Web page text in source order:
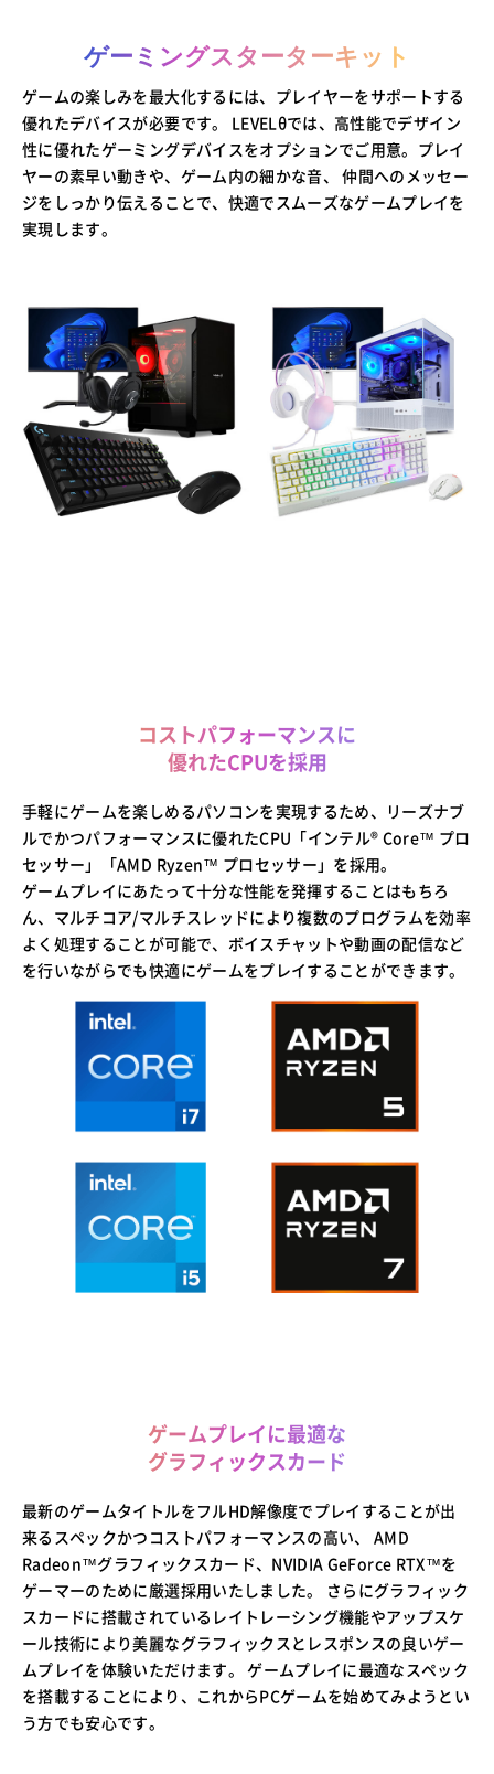
ゲーミングスターターキット
ゲームの楽しみを最大化するには、プレイヤーをサポートする
優れたデバイスが必要です。
LEVELθでは、高性能でデザイン
性に優れたゲーミングデバイスをオプションでご用意。プレイ
ヤーの素早い動きや、ゲーム内の細かな音、 仲間へのメッセー
ジをしっかり伝えることで、快適でスムーズなゲームプレイを
実現します。
コストパフォーマンスに
優れたCPUを採用
手軽にゲームを楽しめるパソコンを実現するため、リーズナブ
ルでかつパフォーマンスに優れたCPU「インテル® Core™ プロ
セッサー」「AMD Ryzen™ プロセッサー」を採用。
ゲームプレイにあたって十分な性能を発揮することはもちろ
ん、マルチコア/マルチスレッドにより複数のプログラムを効率
よく処理することが可能で、ボイスチャットや動画の配信など
を行いながらでも快適にゲームをプレイすることができます。
ゲームプレイに最適な
グラフィックスカード
最新のゲームタイトルをフルHD解像度でプレイすることが出
来るスペックかつコストパフォーマンスの高い、 AMD
Radeon™グラフィックスカード、NVIDIA GeForce RTX™を
ゲーマーのために厳選採用いたしました。 さらにグラフィック
スカードに搭載されているレイトレーシング機能やアップスケ
ール技術により美麗なグラフィックスとレスポンスの良いゲー
ムプレイを体験いただけます。 ゲームプレイに最適なスペック
を搭載することにより、これからPCゲームを始めてみようとい
う方でも安心です。